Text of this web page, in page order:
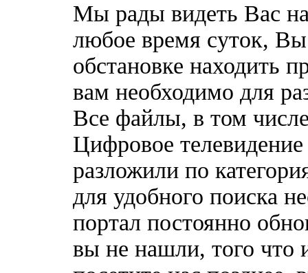
Мы рады видеть Вас
любое время суток,
обстановке находить
вам необходимо для
Все файлы, в том
Цифровое
разложили по
для удобного поиска
портал постоянно
вы не нашли, того что